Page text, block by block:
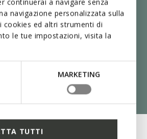
continuerai a navigare senza
navigazione personalizzata sulla
cookies ed altri strumenti di
le tue impostazioni, visita la
MARKETING
TUTTI